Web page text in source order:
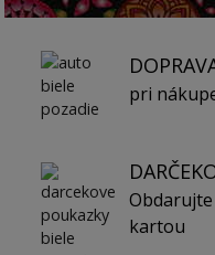
pri
kartou